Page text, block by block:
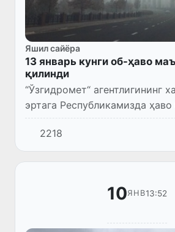
Яшил сайёра
13 январь кунги об-ҳаво
қилинди
“Ўзгидромет“ агентлигининг
эртага Республикамизда ҳаво
бўлади, ёғингарчилик
жойларга туман тушиши
2218
10ЯНВ13:52